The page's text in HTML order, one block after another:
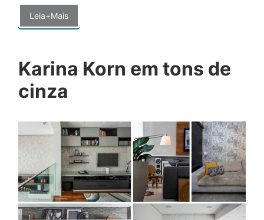
Leia+Mais
Karina Korn em tons de
cinza